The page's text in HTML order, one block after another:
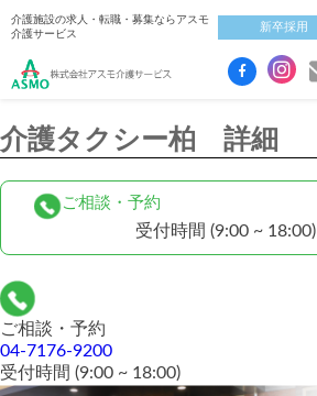
介護施設の求人・転職・募集ならアスモ
介護サービス
新卒採用
介護タクシー柏 詳細
ご相談・予約
受付時間(9:00 ~ 18:00)
ご相談・予約
04-7176-9200
受付時間 (9:00 ~ 18:00)